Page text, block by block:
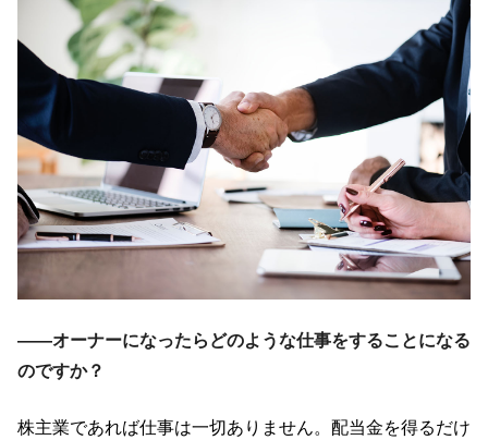
――オーナーになったらどのような仕事をすることになる
のですか？
株主業であれば仕事は一切ありません。配当金を得るだけ